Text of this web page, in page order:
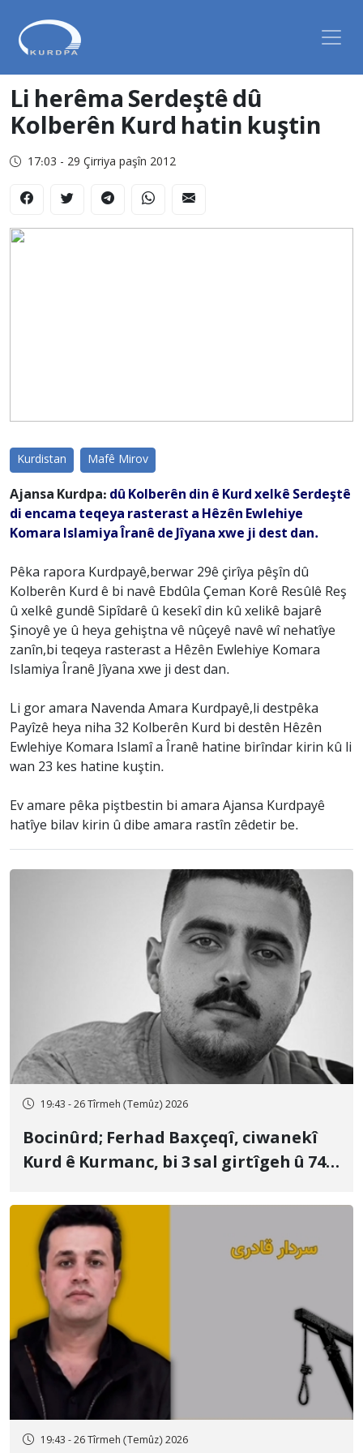
Li herêma Serdeştê dû
Kolberên Kurd hatin kuştin
17:03 - 29 Çirriya paşîn 2012
Kurdistan Mafê Mirov
Ajansa Kurdpa: dû Kolberên din ê Kurd xelkê Serdeştê
di encama teqeya rasterast a Hêzên Ewlehiye
Komara Islamiya Îranê de Jîyana xwe ji dest dan.
Pêka rapora Kurdpayê,berwar 29ê çirîya pêşîn dû
Kolberên Kurd ê bi navê Ebdûla Çeman Korê Resûlê Reş
û xelkê gundê Sipîdarê û kesekî din kû xelikê bajarê
Şinoyê ye û heya gehiştna vê nûçeyê navê wî nehatîye
zanîn,bi teqeya rasterast a Hêzên Ewlehiye Komara
Islamiya Îranê Jîyana xwe ji dest dan.
Li gor amara Navenda Amara Kurdpayê,li destpêka
Payîzê heya niha 32 Kolberên Kurd bi destên Hêzên
Ewlehiye Komara Islamî a Îranê hatine birîndar kirin kû li
wan 23 kes hatine kuştin.
Ev amare pêka piştbestin bi amara Ajansa Kurdpayê
hatîye bilav kirin û dibe amara rastîn zêdetir be.
19:43 - 26 Tîrmeh (Temûz) 2026
Bocinûrd; Ferhad Baxçeqî, ciwanekî
Kurd ê Kurmanc, bi 3 sal girtîgeh û 74
19:43 - 26 Tîrmeh (Temûz) 2026